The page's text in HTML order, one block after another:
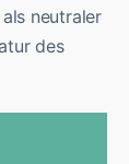
neutraler
des